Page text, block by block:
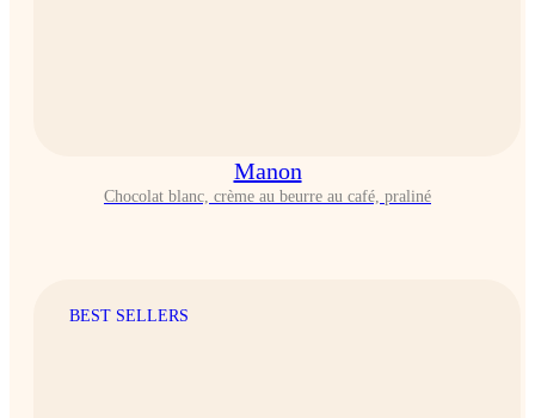
Manon
Chocolat blanc, crème au beurre au café, praliné
BEST SELLERS